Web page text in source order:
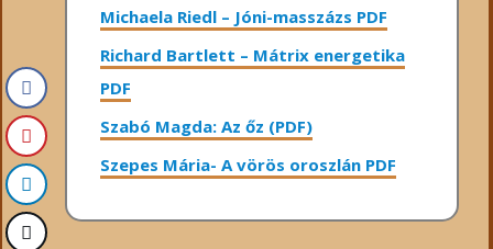
Michaela Riedl – Jóni-masszázs PDF
Richard Bartlett – Mátrix energetika
PDF
Szabó Magda: Az őz (PDF)
Szepes Mária- A vörös oroszlán PDF